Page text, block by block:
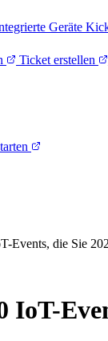
Geräte
Ticket erstellen
Events, die Sie
IoT-